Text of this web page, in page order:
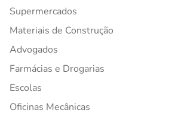
Supermercados
Materiais de Construção
Advogados
Farmácias e Drogarias
Escolas
Oficinas Mecânicas